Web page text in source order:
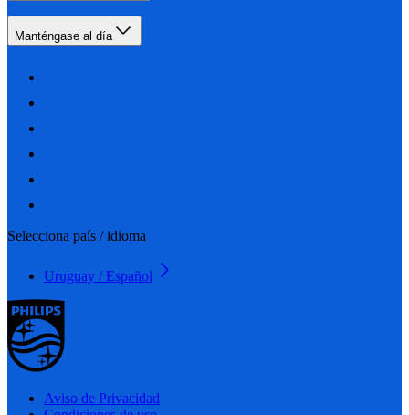
Manténgase al día
Selecciona país / idioma
Uruguay / Español
Aviso de Privacidad